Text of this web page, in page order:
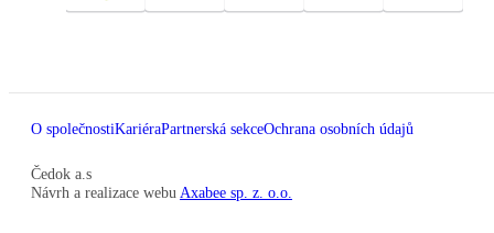
O společnostiKariéraPartnerská sekceOchrana osobních údajů
Čedok a.s
Návrh a realizace webu Axabee sp. z. o.o.